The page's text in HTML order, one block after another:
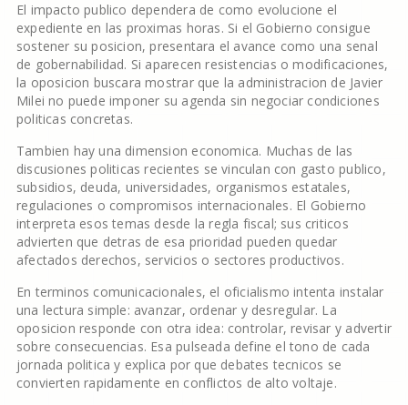
El impacto publico dependera de como evolucione el
expediente en las proximas horas. Si el Gobierno consigue
sostener su posicion, presentara el avance como una senal
de gobernabilidad. Si aparecen resistencias o modificaciones,
la oposicion buscara mostrar que la administracion de Javier
Milei no puede imponer su agenda sin negociar condiciones
politicas concretas.
Tambien hay una dimension economica. Muchas de las
discusiones politicas recientes se vinculan con gasto publico,
subsidios, deuda, universidades, organismos estatales,
regulaciones o compromisos internacionales. El Gobierno
interpreta esos temas desde la regla fiscal; sus criticos
advierten que detras de esa prioridad pueden quedar
afectados derechos, servicios o sectores productivos.
En terminos comunicacionales, el oficialismo intenta instalar
una lectura simple: avanzar, ordenar y desregular. La
oposicion responde con otra idea: controlar, revisar y advertir
sobre consecuencias. Esa pulseada define el tono de cada
jornada politica y explica por que debates tecnicos se
convierten rapidamente en conflictos de alto voltaje.